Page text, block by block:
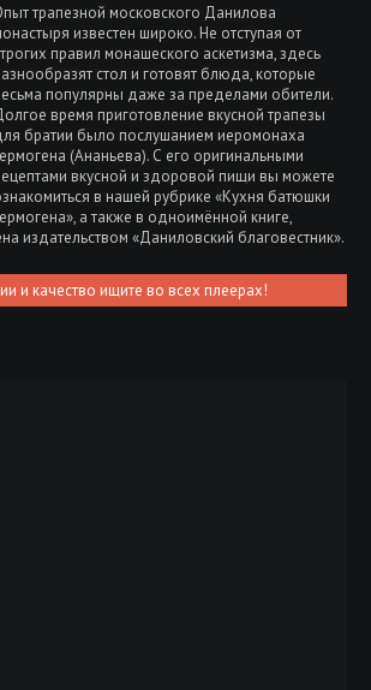
трапезной московского Данилова
известен широко. Не отступая от
правил монашеского аскетизма, здесь
стол и готовят блюда, которые
популярны даже за пределами обители.
время приготовление вкусной трапезы
братии было послушанием иеромонаха
(Ананьева). С его оригинальными
вкусной и здоровой пищи вы можете
в нашей рубрике «Кухня батюшки
а также в одноимённой книге,
издательством «Даниловский благовестник».
и качество ищите во всех плеерах!